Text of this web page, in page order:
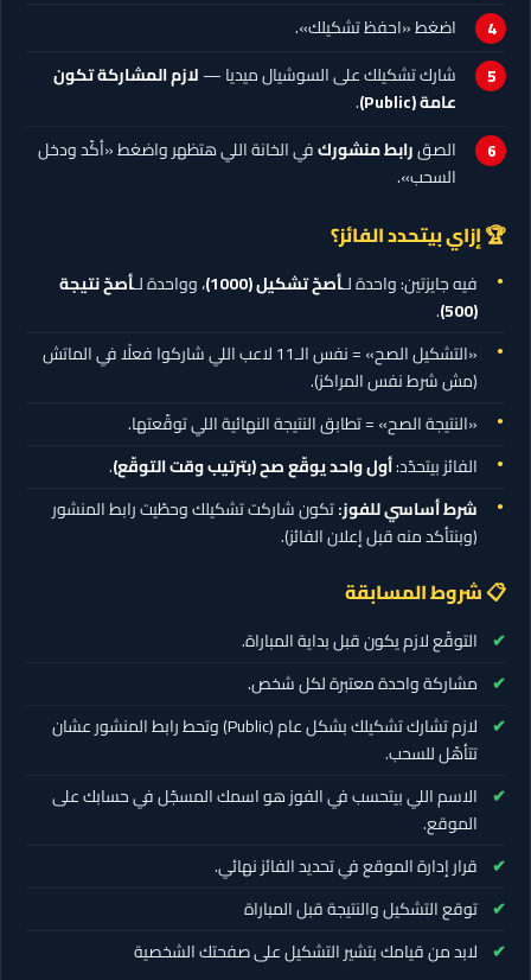
اضغط «احفظ تشكيلك».
شارك تشكيلك على السوشيال ميديا —لازم المشاركة تكون
عامة (Public)
.
الصقرابط منشوركفي الخانة اللي هتظهر واضغط «أكّد ودخل
السحب».
🏆 إزاي بيتحدد الفائز؟
فيه جايزتين: واحدة لـأصحّ تشكيل(1000) ، وواحدة لـأصحّ نتيجة
(500)
.
«التشكيل الصح» = نفس الـ11 لاعب اللي شاركوا فعلًا في الماتش
(مش شرط نفس المراكز).
«النتيجة الصح» = تطابق النتيجة النهائية اللي توقّعتها.
الفائز بيتحدّد:أول واحد يوقّع صح (بترتيب وقت التوقّع).
شرط أساسي للفوز:تكون شاركت تشكيلك وحطّيت رابط المنشور
(وبنتأكد منه قبل إعلان الفائز).
📋 شروط المسابقة
التوقّع لازم يكون قبل بداية المباراة.
مشاركة واحدة معتبرة لكل شخص.
لازم تشارك تشكيلك بشكل عام (Public) وتحط رابط المنشور عشان
تتأهّل للسحب.
الاسم اللي بيتحسب في الفوز هو اسمك المسجّل في حسابك على
الموقع.
قرار إدارة الموقع في تحديد الفائز نهائي.
توقع التشكيل والنتيجة قبل المباراة
لابد من قيامك بتشير التشكيل على صفحتك الشخصية